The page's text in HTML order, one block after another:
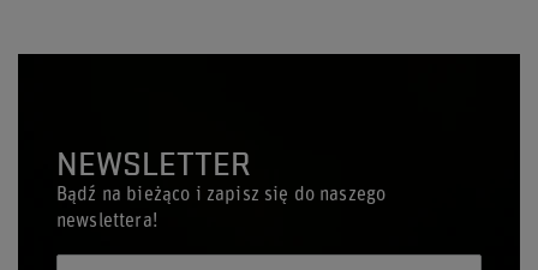
NEWSLETTER
Bądź na bieżąco i zapisz się do naszego
newslettera!